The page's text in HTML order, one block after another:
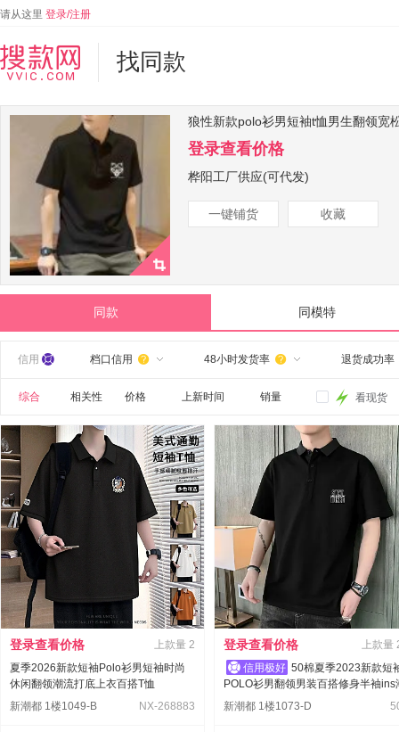
请从这里 登录/注册
找同款
狼性新款polo衫男短袖t恤男生翻领宽
登录查看价格
桦阳工厂供应(可代发)
一键铺货 收藏
同款 同模特
信用 档口信用  48小时发货率  退货成功率
综合 相关性 价格 上新时间 销量 看现货
登录查看价格 上款量 2
夏季2026新款短袖Polo衫男短袖时尚
休闲翻领潮流打底上衣百搭T恤
新潮都 1楼1049-B
NX-268883
登录查看价格 上款量
50棉夏季2023新款短
POLO衫男翻领男装百搭修身半袖ins
流体恤
新潮都 1楼1073-D